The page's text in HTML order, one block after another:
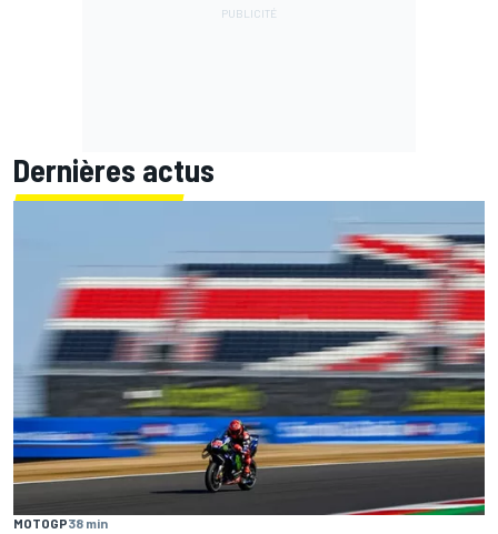
Dernières actus
MOTOGP38 min